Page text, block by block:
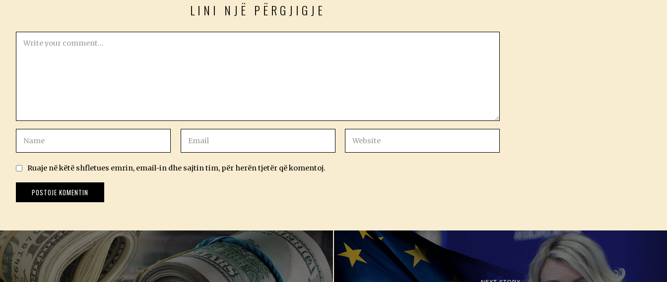
LINI NJË PËRGJIGJE
Ruaje në këtë shfletues emrin, email-in dhe sajtin tim, për herën tjetër që komentoj.